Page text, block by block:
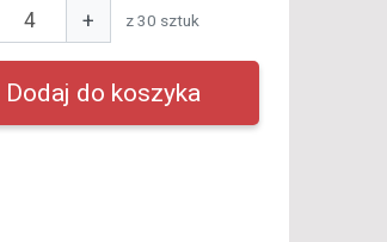
+ z 30 sztuk